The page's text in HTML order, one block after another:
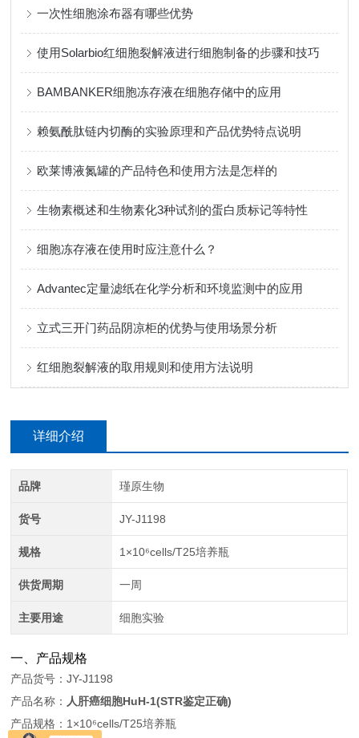
一次性细胞涂布器有哪些优势
使用Solarbio红细胞裂解液进行细胞制备的步骤和技巧
BAMBANKER细胞冻存液在细胞存储中的应用
赖氨酰肽链内切酶的实验原理和产品优势特点说明
欧莱博液氮罐的产品特色和使用方法是怎样的
生物素概述和生物素化3种试剂的蛋白质标记等特性
细胞冻存液在使用时应注意什么？
Advantec定量滤纸在化学分析和环境监测中的应用
立式三开门药品阴凉柜的优势与使用场景分析
红细胞裂解液的取用规则和使用方法说明
详细介绍
品牌 瑾原生物
货号 JY-J1198
规格 1×10⁶cells/T25培养瓶
供货周期 一周
主要用途 细胞实验
一、产品规格
产品货号：JY-J1198
产品名称： 人肝癌细胞HuH-1(STR鉴定正确)
产品规格：1×10⁶cells/T25培养瓶